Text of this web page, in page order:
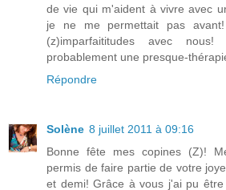
de vie qui m'aident à vivre avec
je ne me permettait pas
(z)imparfaititudes avec
probablement une presque-
Répondre
Solène 8 juillet 2011 à 09:16
Bonne fête mes copines (Z)!
permis de faire partie de votre
et demi! Grâce à vous j'ai pu